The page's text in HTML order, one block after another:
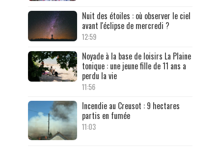
Nuit des étoiles : où observer le ciel
avant l'éclipse de mercredi ?
12:59
Noyade à la base de loisirs La Plaine
tonique : une jeune fille de 11 ans a
perdu la vie
11:56
Incendie au Creusot : 9 hectares
partis en fumée
11:03